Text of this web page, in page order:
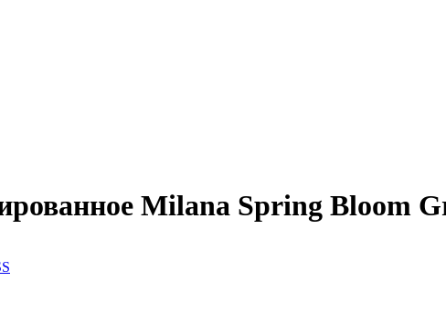
Milana Spring Bloom